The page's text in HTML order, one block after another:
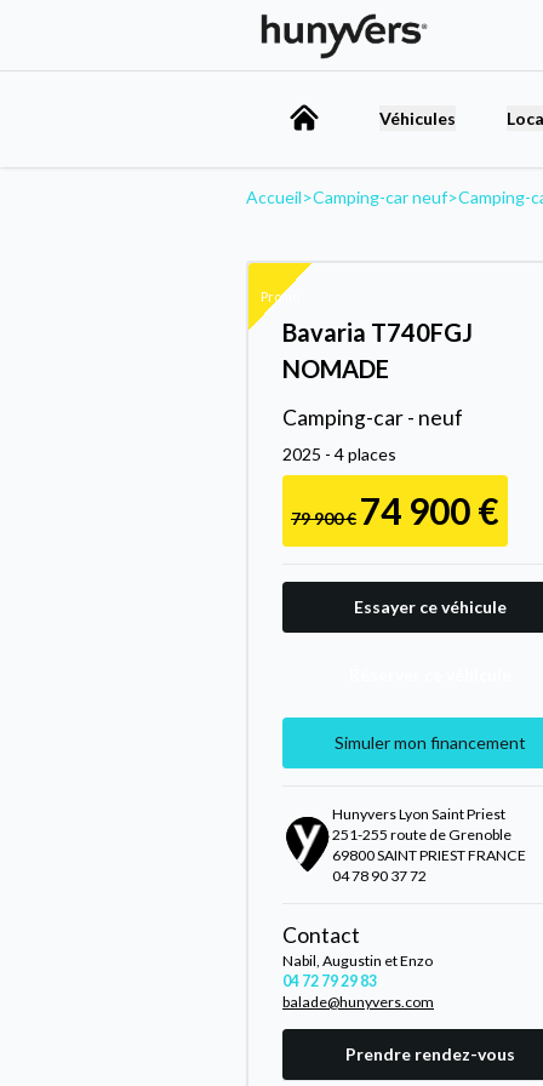
Véhicules
Accueil>Camping-car neuf>Camping-
Promo
Bavaria T740FGJ
NOMADE
Camping-car - neuf
2025 - 4 places
79 900 € 74 900 €
Essayer ce véhicule
Simuler mon financement
Hunyvers Lyon Saint Priest
251-255 route de Grenoble
69800 SAINT PRIEST FRANCE
04 78 90 37 72
Contact
Nabil, Augustin et Enzo
04 72 79 29 83
balade@hunyvers.com
Prendre rendez-vous